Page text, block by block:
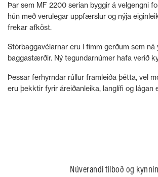
Þar sem MF 2200 serían byggir á velgengni
hún með verulegar uppfærslur og nýja
frekar afköst.
Stórbaggavélarnar eru í fimm gerðum sem ná
baggastærðir. Ný tegundarnúmer hafa verið
Þessar ferhyrndar rúllur framleiða þétta, vel
eru þekktir fyrir áreiðanleika, langlífi og lágan
Núverandi tilboð og